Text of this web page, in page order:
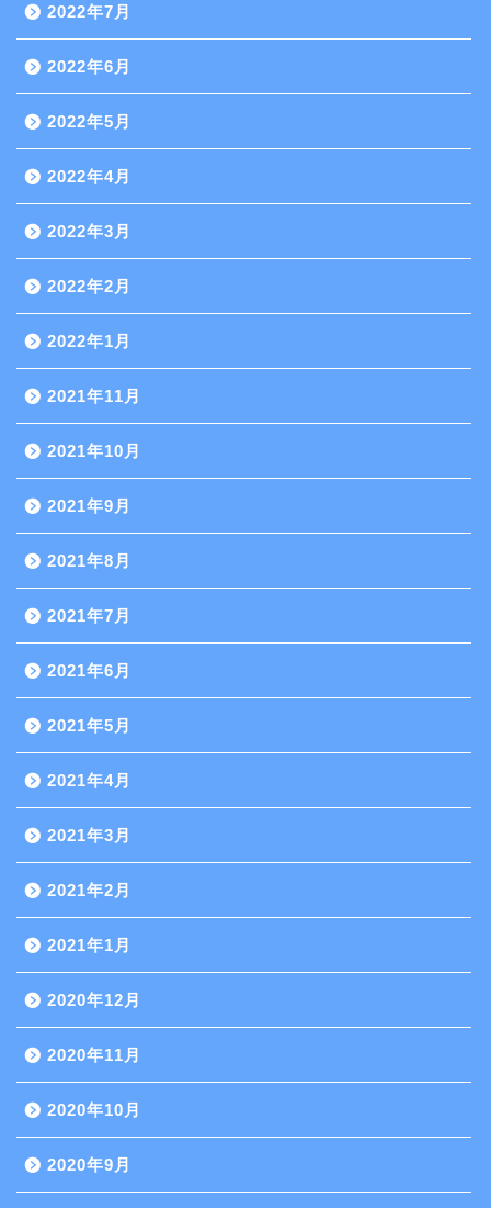
2022年7月
2022年6月
2022年5月
2022年4月
2022年3月
2022年2月
2022年1月
2021年11月
2021年10月
2021年9月
2021年8月
2021年7月
2021年6月
2021年5月
2021年4月
2021年3月
2021年2月
2021年1月
2020年12月
2020年11月
2020年10月
2020年9月